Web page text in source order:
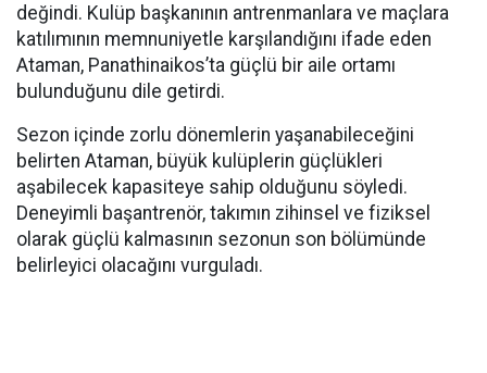
değindi. Kulüp başkanının antrenmanlara ve maçlara
katılımının memnuniyetle karşılandığını ifade eden
Ataman, Panathinaikos’ta güçlü bir aile ortamı
bulunduğunu dile getirdi.
Sezon içinde zorlu dönemlerin yaşanabileceğini
belirten Ataman, büyük kulüplerin güçlükleri
aşabilecek kapasiteye sahip olduğunu söyledi.
Deneyimli başantrenör, takımın zihinsel ve fiziksel
olarak güçlü kalmasının sezonun son bölümünde
belirleyici olacağını vurguladı.